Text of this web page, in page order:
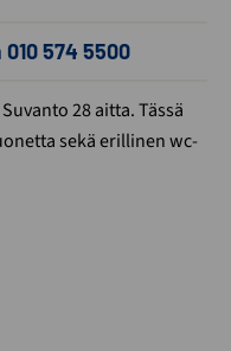
574 5500
28 aitta. Tässä
sekä erillinen wc-